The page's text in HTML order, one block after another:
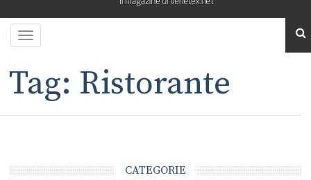
Toggle
Tag: Ristorante
CATEGORIE